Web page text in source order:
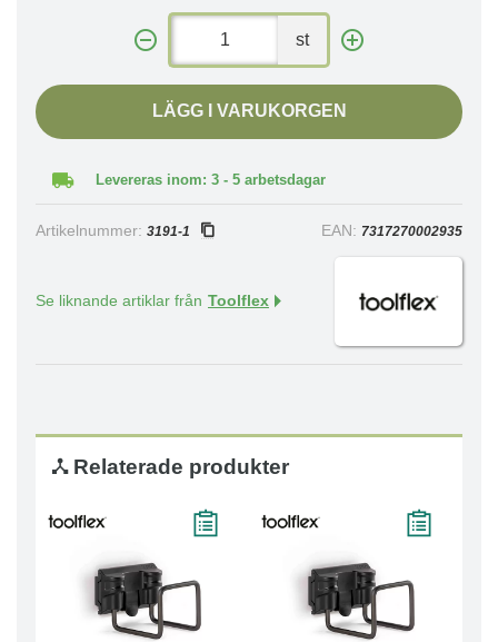
st
LÄGG I VARUKORGEN
Levereras inom: 3 - 5 arbetsdagar
Artikelnummer: 3191-1 EAN: 7317270002935
Se liknande artiklar från Toolflex
Relaterade produkter